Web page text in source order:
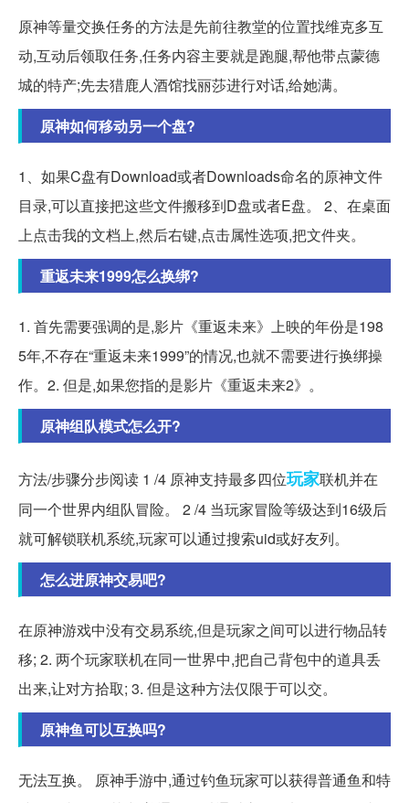
原神等量交换任务的方法是先前往教堂的位置找维克多互
动,互动后领取任务,任务内容主要就是跑腿,帮他带点蒙德
城的特产;先去猎鹿人酒馆找丽莎进行对话,给她满。
原神如何移动另一个盘?
1、如果C盘有Download或者Downloads命名的原神文件
目录,可以直接把这些文件搬移到D盘或者E盘。 2、在桌面
上点击我的文档上,然后右键,点击属性选项,把文件夹。
重返未来1999怎么换绑?
1. 首先需要强调的是,影片《重返未来》上映的年份是198
5年,不存在“重返未来1999”的情况,也就不需要进行换绑操
作。2. 但是,如果您指的是影片《重返未来2》。
原神组队模式怎么开?
方法/步骤分步阅读 1 /4 原神支持最多四位玩家联机并在
同一个世界内组队冒险。 2 /4 当玩家冒险等级达到16级后
就可解锁联机系统,玩家可以通过搜索uid或好友列。
怎么进原神交易吧?
在原神游戏中没有交易系统,但是玩家之间可以进行物品转
移; 2. 两个玩家联机在同一世界中,把自己背包中的道具丢
出来,让对方拾取; 3. 但是这种方法仅限于可以交。
原神鱼可以互换吗?
无法互换。 原神手游中,通过钓鱼玩家可以获得普通鱼和特